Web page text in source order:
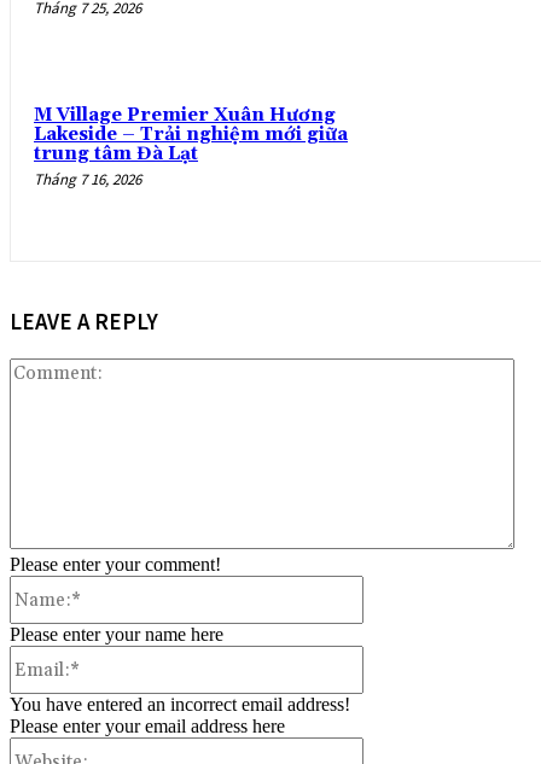
Tháng 7 25, 2026
M Village Premier Xuân Hương
Lakeside – Trải nghiệm mới giữa
trung tâm Đà Lạt
Tháng 7 16, 2026
LEAVE A REPLY
Please enter your comment!
Please enter your name here
You have entered an incorrect email address!
Please enter your email address here